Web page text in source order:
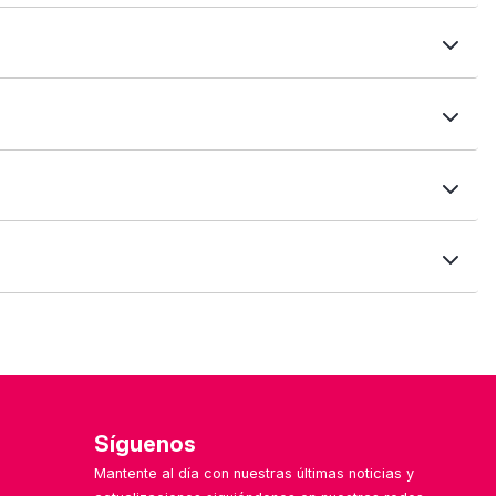
precios, compatibilidades, valoraciones y más.
integraciones, sectores recomendados y
filtros te ayudarán a encontrar soluciones según el
de contacto. ¡Nos encanta mejorar con tu
Síguenos
Mantente al día con nuestras últimas noticias y